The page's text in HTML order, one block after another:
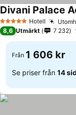
5 Stjärnor Hotell
Divani Palace
8,6 Utmärkt 7 232
Från 1 606 kr
Se priser från 14